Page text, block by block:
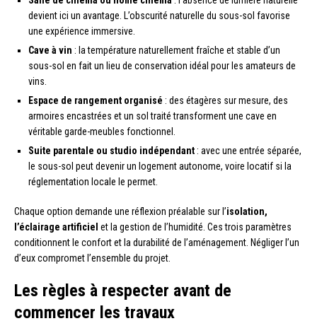
devient ici un avantage. L’obscurité naturelle du sous-sol favorise
une expérience immersive.
Cave à vin : la température naturellement fraîche et stable d’un
sous-sol en fait un lieu de conservation idéal pour les amateurs de
vins.
Espace de rangement organisé : des étagères sur mesure, des
armoires encastrées et un sol traité transforment une cave en
véritable garde-meubles fonctionnel.
Suite parentale ou studio indépendant : avec une entrée séparée,
le sous-sol peut devenir un logement autonome, voire locatif si la
réglementation locale le permet.
Chaque option demande une réflexion préalable sur l’isolation,
l’éclairage artificiel et la gestion de l’humidité. Ces trois paramètres
conditionnent le confort et la durabilité de l’aménagement. Négliger l’un
d’eux compromet l’ensemble du projet.
Les règles à respecter avant de
commencer les travaux